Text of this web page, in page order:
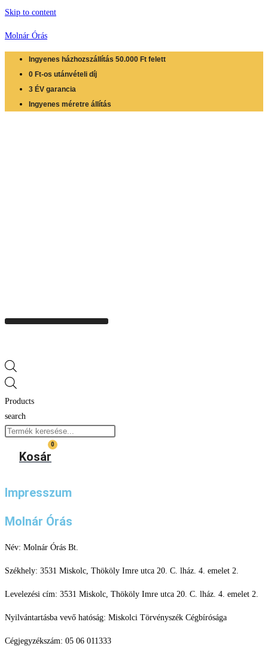
Skip to content
Molnár Órás
Ingyenes házhozszállítás 50.000 Ft felett
0 Ft-os utánvételi díj
3 ÉV garancia
Ingyenes méretre állítás
Products
search
0
Kosár
Impresszum
Molnár Órás
Név: Molnár Órás Bt.
Székhely: 3531 Miskolc, Thököly Imre utca 20. C. lház. 4. emelet 2.
Levelezési cím: 3531 Miskolc, Thököly Imre utca 20. C. lház. 4. emelet 2.
Nyilvántartásba vevő hatóság: Miskolci Törvényszék Cégbírósága
Cégjegyzékszám: 05 06 011333